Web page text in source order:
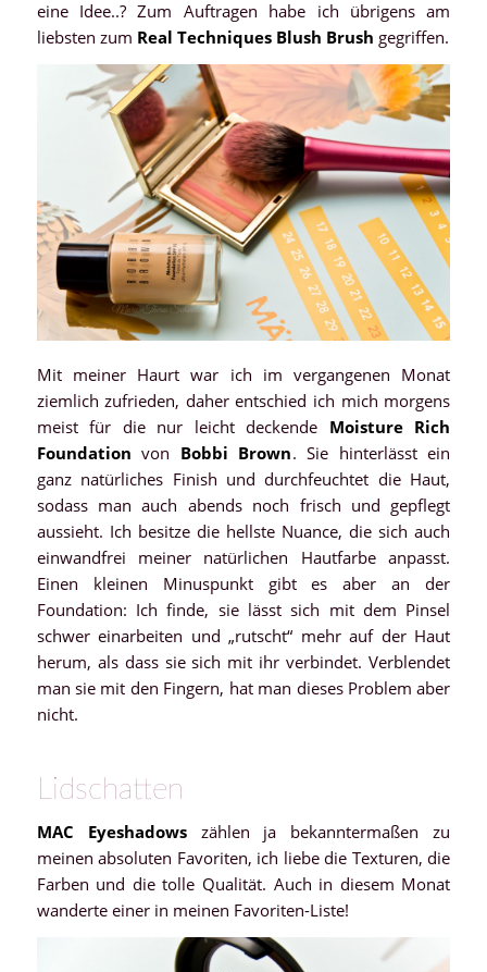
eine Idee..? Zum Auftragen habe ich übrigens am
liebsten zum Real Techniques Blush Brush gegriffen.
Mit meiner Haurt war ich im vergangenen Monat
ziemlich zufrieden, daher entschied ich mich morgens
meist für die nur leicht deckende Moisture Rich
Foundation von Bobbi Brown. Sie hinterlässt ein
ganz natürliches Finish und durchfeuchtet die Haut,
sodass man auch abends noch frisch und gepflegt
aussieht. Ich besitze die hellste Nuance, die sich auch
einwandfrei meiner natürlichen Hautfarbe anpasst.
Einen kleinen Minuspunkt gibt es aber an der
Foundation: Ich finde, sie lässt sich mit dem Pinsel
schwer einarbeiten und „rutscht“ mehr auf der Haut
herum, als dass sie sich mit ihr verbindet. Verblendet
man sie mit den Fingern, hat man dieses Problem aber
nicht.
Lidschatten
MAC Eyeshadowszählen ja bekanntermaßen zu
meinen absoluten Favoriten, ich liebe die Texturen, die
Farben und die tolle Qualität. Auch in diesem Monat
wanderte einer in meinen Favoriten-Liste!